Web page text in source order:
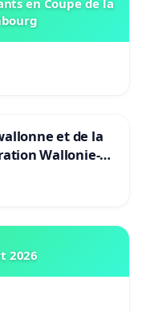
en Coupe de la
et de la
Wallonie-
2026